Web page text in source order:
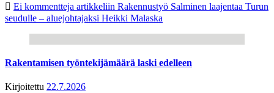
Ei kommentteja artikkeliin Rakennustyö Salminen laajentaa Turun
seudulle – aluejohtajaksi Heikki Malaska
Rakentamisen työntekijämäärä laski edelleen
Kirjoitettu 22.7.2026